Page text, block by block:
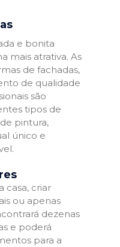
e bonita
mais atrativa. As
de fachadas,
de qualidade
são
tipos de
pintura,
único e
casa, criar
ou apenas
dezenas
e poderá
para a